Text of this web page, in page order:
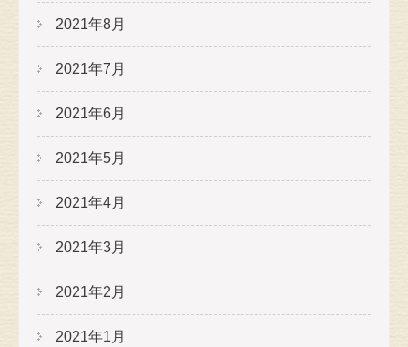
2021年8月
2021年7月
2021年6月
2021年5月
2021年4月
2021年3月
2021年2月
2021年1月